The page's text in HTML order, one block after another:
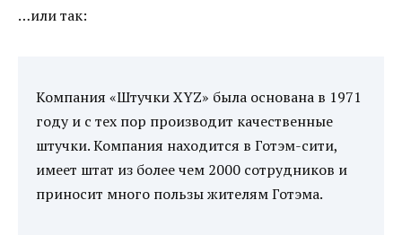
…или так:
Компания «Штучки XYZ» была основана в 1971
году и с тех пор производит качественные
штучки. Компания находится в Готэм-сити,
имеет штат из более чем 2000 сотрудников и
приносит много пользы жителям Готэма.